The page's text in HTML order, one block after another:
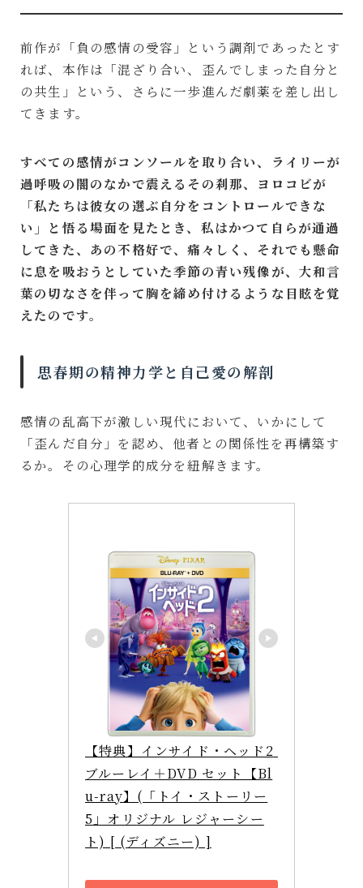
前作が「負の感情の受容」という調剤であったとす
れば、本作は「混ざり合い、歪んでしまった自分と
の共生」という、さらに一歩進んだ劇薬を差し出し
てきます。
すべての感情がコンソールを取り合い、ライリーが
過呼吸の闇のなかで震えるその刹那、ヨロコビが
「私たちは彼女の選ぶ自分をコントロールできな
い」と悟る場面を見たとき、私はかつて自らが通過
してきた、あの不格好で、痛々しく、それでも懸命
に息を吸おうとしていた季節の青い残像が、大和言
葉の切なさを伴って胸を締め付けるような目眩を覚
えたのです。
思春期の精神力学と自己愛の解剖
感情の乱高下が激しい現代において、いかにして
「歪んだ自分」を認め、他者との関係性を再構築す
るか。その心理学的成分を紐解きます。
【特典】インサイド・ヘッド2
ブルーレイ＋DVD セット【Bl
u-ray】(「トイ・ストーリー
5」オリジナル レジャーシー
ト) [ (ディズニー) ]